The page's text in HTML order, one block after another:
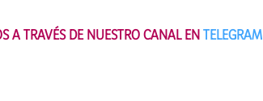
A TRAVÉS DE NUESTRO CANAL ENTELEGRAM